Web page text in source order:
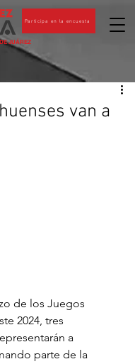
JUÁREZ
Participa en la encuesta
van a
de los Juegos
2024, tres
a
parte de la